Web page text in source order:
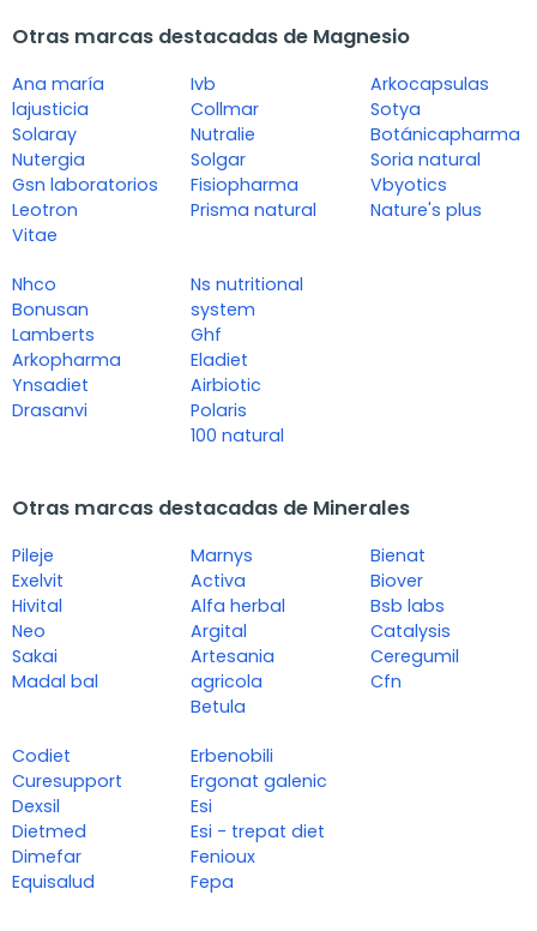
Otras marcas destacadas de Magnesio
Ana maría
lajusticia
Solaray
Nutergia
Gsn laboratorios
Leotron
Vitae
Ivb
Collmar
Nutralie
Solgar
Fisiopharma
Prisma natural
Arkocapsulas
Sotya
Botánicapharma
Soria natural
Vbyotics
Nature's plus
Nhco
Bonusan
Lamberts
Arkopharma
Ynsadiet
Drasanvi
Ns nutritional
system
Ghf
Eladiet
Airbiotic
Polaris
100 natural
Otras marcas destacadas de Minerales
Pileje
Exelvit
Hivital
Neo
Sakai
Madal bal
Marnys
Activa
Alfa herbal
Argital
Artesania
agricola
Betula
Bienat
Biover
Bsb labs
Catalysis
Ceregumil
Cfn
Codiet
Curesupport
Dexsil
Dietmed
Dimefar
Equisalud
Erbenobili
Ergonat galenic
Esi
Esi - trepat diet
Fenioux
Fepa